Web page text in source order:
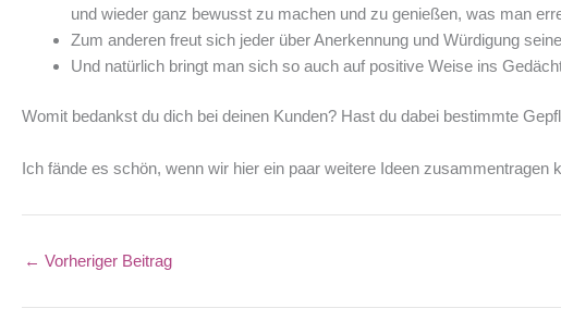
und wieder ganz bewusst zu machen und zu genießen, was man
Zum anderen freut sich jeder über Anerkennung und Würdigung
Und natürlich bringt man sich so auch auf positive Weise ins
Womit bedankst du dich bei deinen Kunden? Hast du dabei bestimmte
Ich fände es schön, wenn wir hier ein paar weitere Ideen
← Vorheriger Beitrag